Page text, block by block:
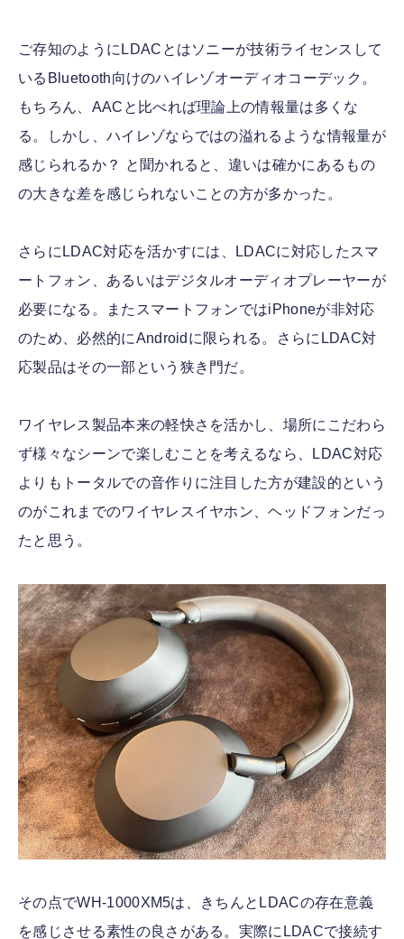
ご存知のようにLDACとはソニーが技術ライセンスして
いるBluetooth向けのハイレゾオーディオコーデック。
もちろん、AACと比べれば理論上の情報量は多くな
る。しかし、ハイレゾならではの溢れるような情報量が
感じられるか？ と聞かれると、違いは確かにあるもの
の大きな差を感じられないことの方が多かった。
さらにLDAC対応を活かすには、LDACに対応したスマ
ートフォン、あるいはデジタルオーディオプレーヤーが
必要になる。またスマートフォンではiPhoneが非対応
のため、必然的にAndroidに限られる。さらにLDAC対
応製品はその一部という狭き門だ。
ワイヤレス製品本来の軽快さを活かし、場所にこだわら
ず様々なシーンで楽しむことを考えるなら、LDAC対応
よりもトータルでの音作りに注目した方が建設的という
のがこれまでのワイヤレスイヤホン、ヘッドフォンだっ
たと思う。
その点でWH-1000XM5は、きちんとLDACの存在意義
を感じさせる素性の良さがある。実際にLDACで接続す